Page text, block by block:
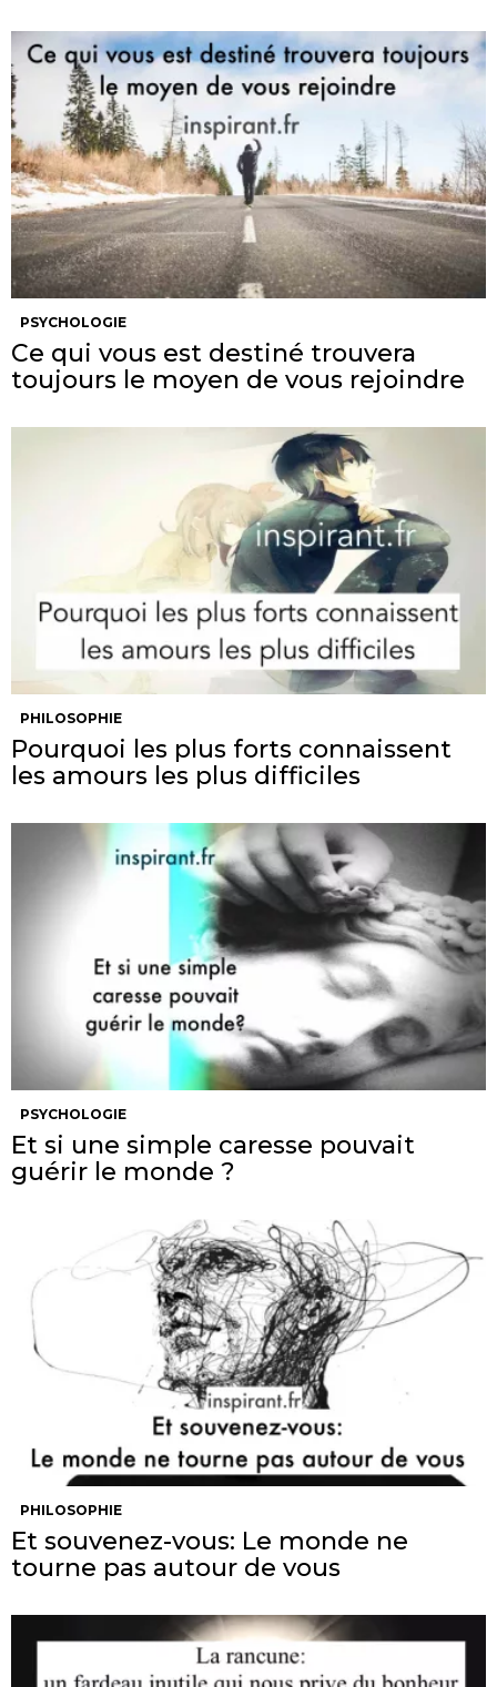
PSYCHOLOGIE
Ce qui vous est destiné trouvera
toujours le moyen de vous rejoindre
PHILOSOPHIE
Pourquoi les plus forts connaissent
les amours les plus difficiles
PSYCHOLOGIE
Et si une simple caresse pouvait
guérir le monde ?
PHILOSOPHIE
Et souvenez-vous: Le monde ne
tourne pas autour de vous